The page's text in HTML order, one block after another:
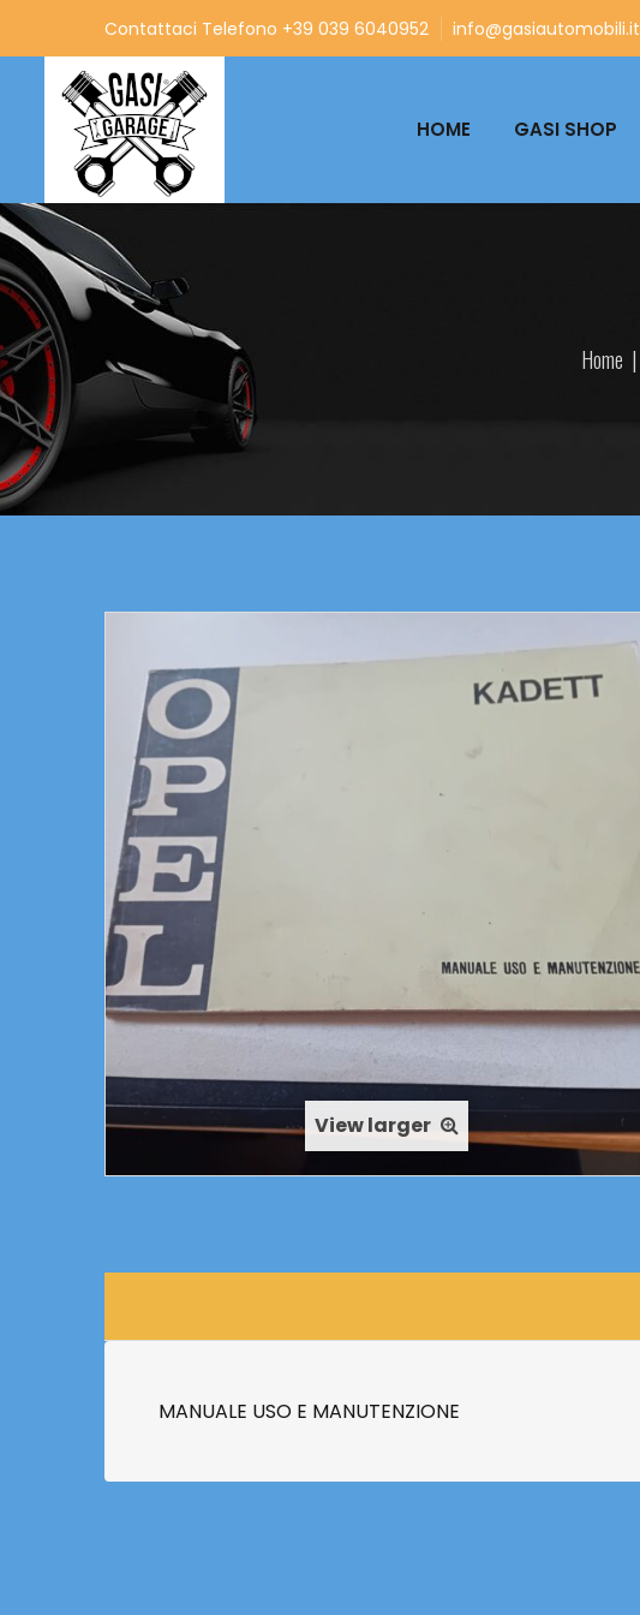
Contattaci Telefono +39 039 6040952 info@gasiautomobili.it
HOME GASI SHOP
Home |
View larger
MANUALE USO E MANUTENZIONE